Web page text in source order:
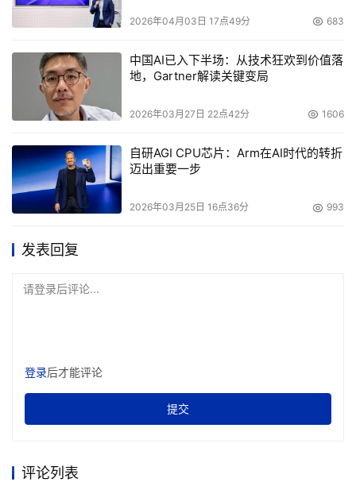
绍一下，大普惠电子在深圳，对标世界上两个头号玩家，英
高，它的难度不是一开始把它基本的性能跑通，那个可能很
快就可以完成，后期难度在于调优。
我们可以看到，企业级SSD实际上是一个木桶效应，就是这
IOPS，它可以分为深度队列和浅度队列，还有低延迟，要
保护一致性和稳定性。
送到客户那会让人满意，因为客户有自己的轨迹，一跑以后
更多的实际上是自己的BenchMark有很多的区别。
看到底是不是真的好用。
2026年04月03日 17点49分 683
中国AI已入下半场：从技术狂欢到价值落
地，Gartner解读关键变局
2026年03月27日 22点42分 1606
自研AGI CPU芯片：Arm在AI时代的转折
迈出重要一步
2026年03月25日 16点36分 993
发表回复
请登录后评论...
登录后才能评论
提交
评论列表